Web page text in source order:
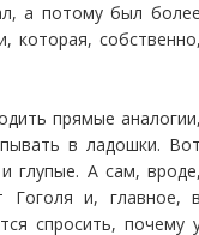
а потому был
которая,
прямые
в ладошки.
глупые. А сам,
и, главное,
спросить, почему